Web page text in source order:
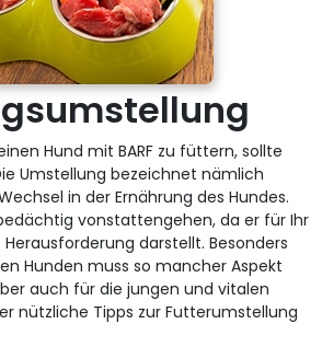
Hund mit BARF zu füttern, sollte
Umstellung bezeichnet nämlich
in der Ernährung des Hundes.
vonstattengehen, da er für Ihr
darstellt. Besonders
Hunden muss so mancher Aspekt
auch für die jungen und vitalen
nützliche Tipps zur Futterumstellung